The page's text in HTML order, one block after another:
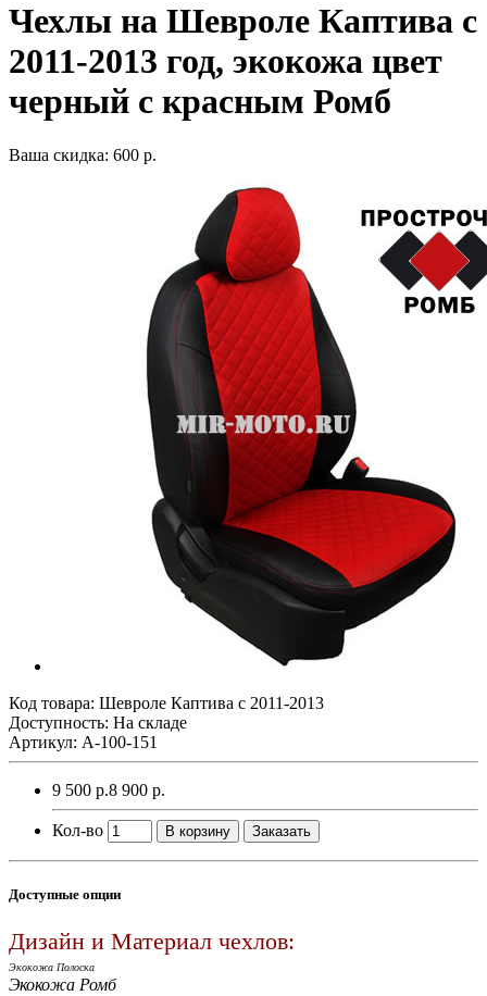
Чехлы на Шевроле Каптива с
2011-2013 год, экокожа цвет
черный с красным Ромб
Ваша скидка: 600 р.
Код товара: Шевроле Каптива с 2011-2013
Доступность: На складе
Артикул: A-100-151
9 500 р.8 900 р.
Кол-во В корзину Заказать
Доступные опции
Дизайн и Материал чехлов:
Экокожа Полоска
Экокожа Ромб